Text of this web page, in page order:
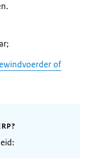
of